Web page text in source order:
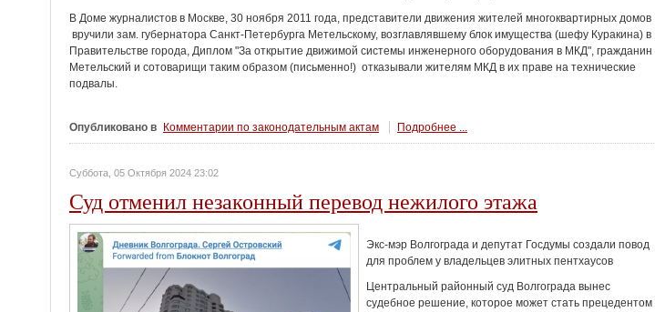
В Доме журналистов в Москве, 30 ноября 2011 года, представители движения жителей многоквартирных домов
вручили зам. губернатора Санкт-Петербурга Метельскому, возглавлявшему блок имущества (шефу Куракина) в
Правительстве города, Диплом "За открытие движимой системы инженерного оборудования в МКД", гражданин
Метельский и сотоварищи таким образом (письменно!) отказывали жителям МКД в их праве на технические
подвалы.
Опубликовано в Комментарии по законодательным актам Подробнее ...
Суббота, 05 Октября 2024 23:02
Суд отменил незаконный перевод нежилого этажа
Экс-мэр Волгограда и депутат Госдумы создали повод
для проблем у владельцев элитных пентхаусов
Центральный районный суд Волгограда вынес
судебное решение, которое может стать прецедентом